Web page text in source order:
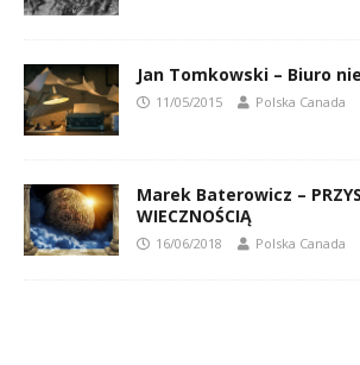
Jan Tomkowski – Biuro
11/05/2015 Polska Canada
Marek Baterowicz –
WIECZNOŚCIĄ
16/06/2018 Polska Canada